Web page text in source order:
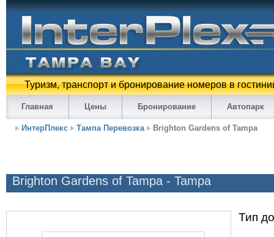
Туризм, транспорт и бронирование номеров в
Главная Цены Бронирование Автопарк
ИнтерПлекс Тампа Перевозка Brighton Gardens of Tampa
Brighton Gardens of Tampa - Tampa
Тип